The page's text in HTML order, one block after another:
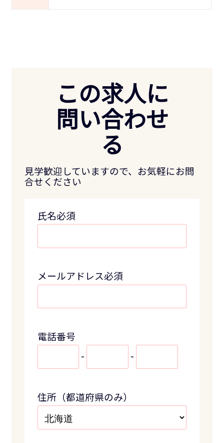
この求人に
問い合わせ
る
見学歓迎していますので、お気軽にお問
合せください
氏名必須
メールアドレス必須
電話番号
-
-
住所（都道府県のみ）